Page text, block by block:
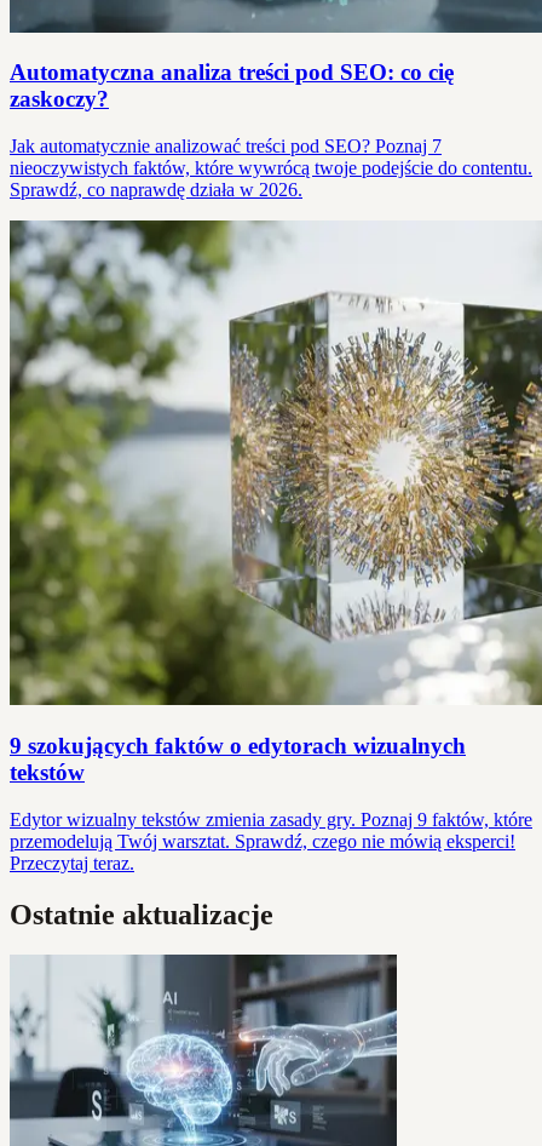
Automatyczna analiza treści pod SEO: co cię
zaskoczy?
Jak automatycznie analizować treści pod SEO? Poznaj 7
nieoczywistych faktów, które wywrócą twoje podejście do contentu.
Sprawdź, co naprawdę działa w 2026.
9 szokujących faktów o edytorach wizualnych
tekstów
Edytor wizualny tekstów zmienia zasady gry. Poznaj 9 faktów, które
przemodelują Twój warsztat. Sprawdź, czego nie mówią eksperci!
Przeczytaj teraz.
Ostatnie aktualizacje